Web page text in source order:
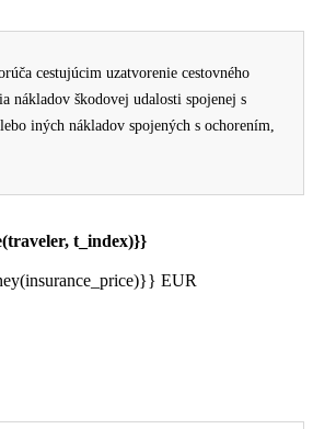
cestujúcim uzatvorenie cestovného
nákladov škodovej udalosti spojenej s
iných nákladov spojených s ochorením,
t_index)}}
EUR